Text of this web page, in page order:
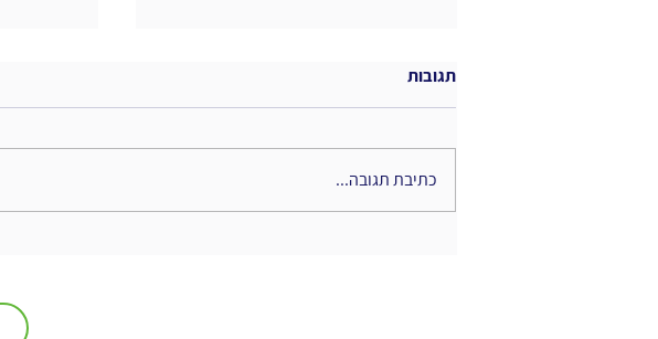
נקודת המפנה - סיכום ספר
תגובות
כתיבת תגובה...